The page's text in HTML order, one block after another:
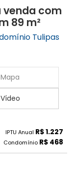
venda com
89 m²
Tulipas
Mapa
Vídeo
IPTU Anual R$ 1.227
Condomínio R$ 468